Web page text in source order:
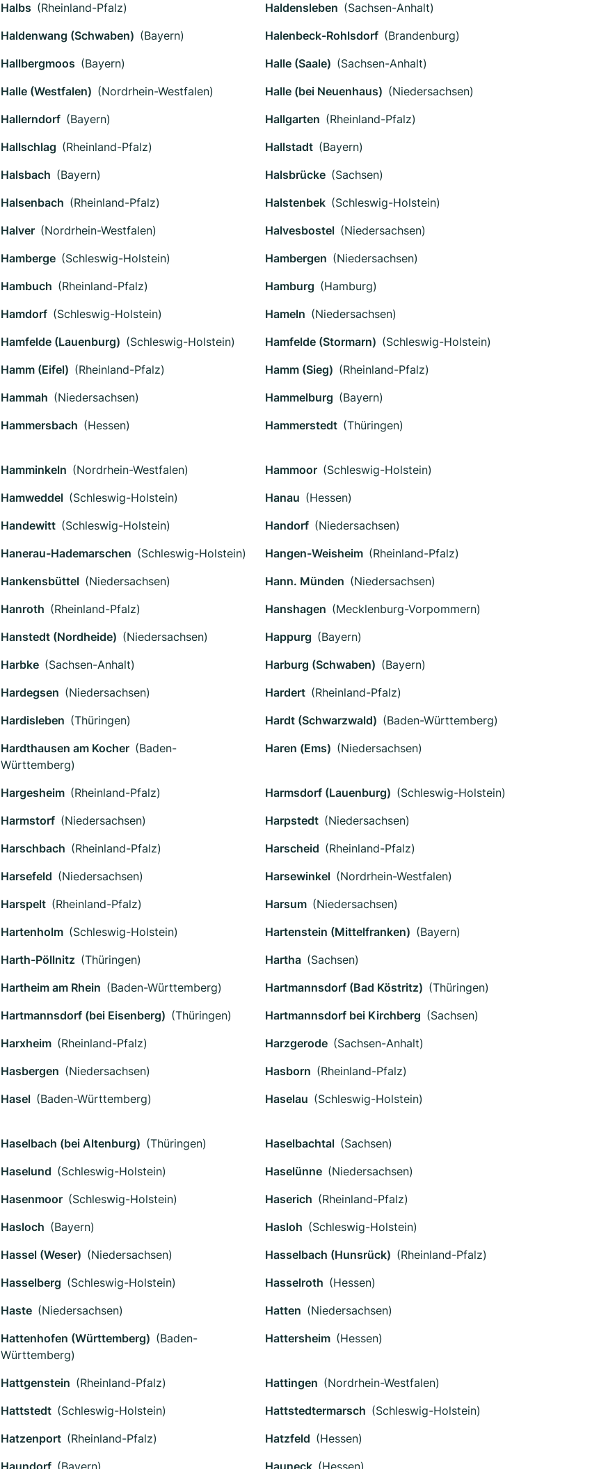
Halbs (Rheinland-Pfalz) Haldensleben (Sachsen-Anhalt)
Haldenwang (Schwaben) (Bayern) Halenbeck-Rohlsdorf (Brandenburg)
Hallbergmoos (Bayern) Halle (Saale) (Sachsen-Anhalt)
Halle (Westfalen) (Nordrhein-Westfalen) Halle (bei Neuenhaus) (Niedersachsen)
Hallerndorf (Bayern) Hallgarten (Rheinland-Pfalz)
Hallschlag (Rheinland-Pfalz) Hallstadt (Bayern)
Halsbach (Bayern) Halsbrücke (Sachsen)
Halsenbach (Rheinland-Pfalz) Halstenbek (Schleswig-Holstein)
Halver (Nordrhein-Westfalen) Halvesbostel (Niedersachsen)
Hamberge (Schleswig-Holstein) Hambergen (Niedersachsen)
Hambuch (Rheinland-Pfalz) Hamburg (Hamburg)
Hamdorf (Schleswig-Holstein) Hameln (Niedersachsen)
Hamfelde (Lauenburg) (Schleswig-Holstein) Hamfelde (Stormarn) (Schleswig-Holstein)
Hamm (Eifel) (Rheinland-Pfalz) Hamm (Sieg) (Rheinland-Pfalz)
Hammah (Niedersachsen) Hammelburg (Bayern)
Hammersbach (Hessen) Hammerstedt (Thüringen)
Hamminkeln (Nordrhein-Westfalen) Hammoor (Schleswig-Holstein)
Hamweddel (Schleswig-Holstein) Hanau (Hessen)
Handewitt (Schleswig-Holstein) Handorf (Niedersachsen)
Hanerau-Hademarschen (Schleswig-Holstein) Hangen-Weisheim (Rheinland-Pfalz)
Hankensbüttel (Niedersachsen) Hann. Münden (Niedersachsen)
Hanroth (Rheinland-Pfalz) Hanshagen (Mecklenburg-Vorpommern)
Hanstedt (Nordheide) (Niedersachsen) Happurg (Bayern)
Harbke (Sachsen-Anhalt) Harburg (Schwaben) (Bayern)
Hardegsen (Niedersachsen) Hardert (Rheinland-Pfalz)
Hardisleben (Thüringen) Hardt (Schwarzwald) (Baden-Württemberg)
Hardthausen am Kocher (Baden-
Württemberg)
Haren (Ems) (Niedersachsen)
Hargesheim (Rheinland-Pfalz) Harmsdorf (Lauenburg) (Schleswig-Holstein)
Harmstorf (Niedersachsen) Harpstedt (Niedersachsen)
Harschbach (Rheinland-Pfalz) Harscheid (Rheinland-Pfalz)
Harsefeld (Niedersachsen) Harsewinkel (Nordrhein-Westfalen)
Harspelt (Rheinland-Pfalz) Harsum (Niedersachsen)
Hartenholm (Schleswig-Holstein) Hartenstein (Mittelfranken) (Bayern)
Harth-Pöllnitz (Thüringen) Hartha (Sachsen)
Hartheim am Rhein (Baden-Württemberg) Hartmannsdorf (Bad Köstritz) (Thüringen)
Hartmannsdorf (bei Eisenberg) (Thüringen) Hartmannsdorf bei Kirchberg (Sachsen)
Harxheim (Rheinland-Pfalz) Harzgerode (Sachsen-Anhalt)
Hasbergen (Niedersachsen) Hasborn (Rheinland-Pfalz)
Hasel (Baden-Württemberg) Haselau (Schleswig-Holstein)
Haselbach (bei Altenburg) (Thüringen) Haselbachtal (Sachsen)
Haselund (Schleswig-Holstein) Haselünne (Niedersachsen)
Hasenmoor (Schleswig-Holstein) Haserich (Rheinland-Pfalz)
Hasloch (Bayern) Hasloh (Schleswig-Holstein)
Hassel (Weser) (Niedersachsen) Hasselbach (Hunsrück) (Rheinland-Pfalz)
Hasselberg (Schleswig-Holstein) Hasselroth (Hessen)
Haste (Niedersachsen) Hatten (Niedersachsen)
Hattenhofen (Württemberg) (Baden-
Württemberg)
Hattersheim (Hessen)
Hattgenstein (Rheinland-Pfalz) Hattingen (Nordrhein-Westfalen)
Hattstedt (Schleswig-Holstein) Hattstedtermarsch (Schleswig-Holstein)
Hatzenport (Rheinland-Pfalz) Hatzfeld (Hessen)
Haundorf (Bayern) Hauneck (Hessen)